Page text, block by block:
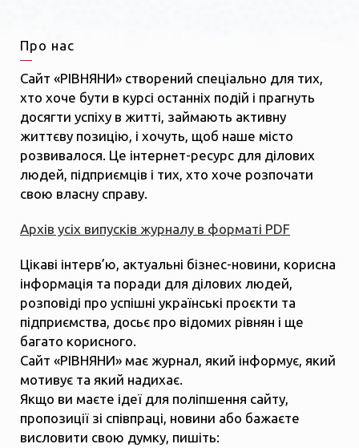
Про нас
Сайт «РІВНЯНИ» створений спеціально для тих,
хто хоче бути в курсі останніх подій і прагнуть
досягти успіху в житті, займають активну
життєву позицію, і хочуть, щоб наше місто
розвивалося. Це інтернет-ресурс для ділових
людей, підприємців і тих, хто хоче розпочати
свою власну справу.
Архів усіх випусків журналу в форматі PDF
Цікаві інтерв’ю, актуальні бізнес-новини, корисна
інформація та поради для ділових людей,
розповіді про успішні українські проєкти та
підприємства, досьє про відомих рівнян і ще
багато корисного.
Сайт «РІВНЯНИ» має журнал, який інформує, який
мотивує та який надихає.
Якщо ви маєте ідеї для поліпшення сайту,
пропозиції зі співпраці, новини або бажаєте
висловити свою думку, пишіть: